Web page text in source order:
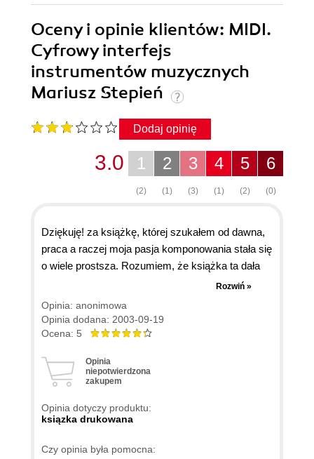
Oceny i opinie klientów: MIDI.
Cyfrowy interfejs
instrumentów muzycznych
Mariusz Stepień
Dodaj opinię
6
(0)
5
(2)
4
(1)
3
(3)
2
(1)
1
(2)
3.0
Dziękuję! za książkę, której szukałem od dawna,
praca a raczej moja pasja komponowania stała się
o wiele prostsza. Rozumiem, że książka ta dała
mi podstawy do pracy z tym miłym (teraz)
programem, ale chciałbym maksymalnie
wykorzystać wszystkie funkcje jakie drzemią w
tym, moim zdaniem znakomitym sekwencerem.
szczegółowa książka programu Cubase (apetyt
wzrósł w miarę...komponowania). Marzy mi się
zawartą w dokumentacji w/w programu - to było
biegle angielski.
Rozwiń »
Opinia: anonimowa
Opinia dodana: 2003-09-19
Ocena: 5
Opinia
niepotwierdzona
zakupem
Opinia dotyczy produktu:
ksiązka drukowana
Czy opinia była pomocna: